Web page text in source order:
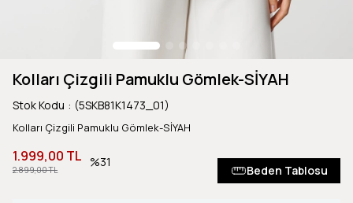
Kolları Çizgili Pamuklu Gömlek-SİYAH
Stok Kodu (5SKB81K1473_01)
Kolları Çizgili Pamuklu Gömlek-SİYAH
2.899,00 TL
1.999,00 TL 31
Beden Tablosu